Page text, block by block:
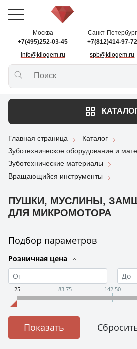
Москва
+7(495)252-03-45
info@kliogem.ru
Санкт-Петербург
+7(812)414-97-72
spb@kliogem.ru
Главная страница
Каталог
Зуботехническое оборудование и
Зуботехнические материалы
Вращающийся инструменты
ПУШКИ, МУСЛИНЫ,
ДЛЯ МИКРОМОТОРА
Подбор параметров
Розничная цена
25 83.75 142.50